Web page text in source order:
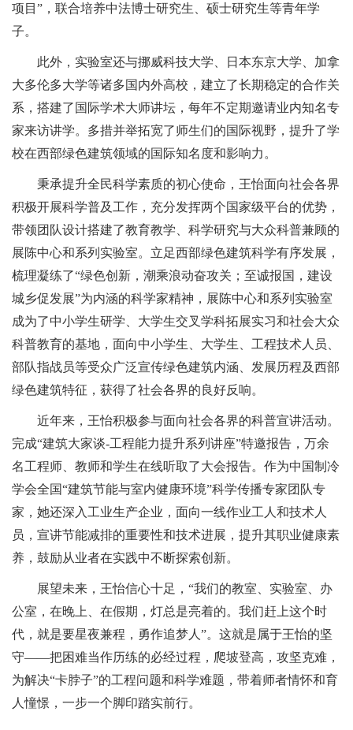
项目 ” ，联合培养中法博士研究生、硕士研究生等青年学
子。
此外，实验室还与挪威科技大学、日本东京大学、加拿
大多伦多大学等诸多国内外高校，建立了长期稳定的合作关
系，搭建了国际学术大师讲坛，每年不定期邀请业内知名专
家来访讲学。多措并举拓宽了师生们的国际视野，提升了学
校在西部绿色建筑领域的国际知名度和影响力。
秉承提升全民科学素质的初心使命，王怡面向社会各界
积极开展科学普及工作，充分发挥两个国家级平台的优势，
带领团队设计搭建了教育教学、科学研究与大众科普兼顾的
展陈中心和系列实验室。立足西部绿色建筑科学有序发展，
梳理凝练了“绿色创新，潮乘浪动奋攻关；至诚报国，建设
城乡促发展”为内涵的科学家精神，展陈中心和系列实验室
成为了中小学生研学、大学生交叉学科拓展实习和社会大众
科普教育的基地，面向中小学生、大学生、工程技术人员、
部队指战员等受众广泛宣传绿色建筑内涵、发展历程及西部
绿色建筑特征，获得了社会各界的良好反响。
近年来，王怡积极参与面向社会各界的科普宣讲活动。
完成“建筑大家谈-工程能力提升系列讲座”特邀报告，万余
名工程师、教师和学生在线听取了大会报告。作为中国制冷
学会全国“建筑节能与室内健康环境”科学传播专家团队专
家，她还深入工业生产企业，面向一线作业工人和技术人
员，宣讲节能减排的重要性和技术进展，提升其职业健康素
养，鼓励从业者在实践中不断探索创新。
展望未来，王怡信心十足， “我们的教室、实验室、办
公室，在晚上、在假期，灯总是亮着的。我们赶上这个时
代，就是要星夜兼程，勇作追梦人 ”。这就是属于王怡的坚
守——把困难当作历练的必经过程，爬坡登高，攻坚克难，
为解决“卡脖子”的工程问题和科学难题，带着师者情怀和育
人憧憬，一步一个脚印踏实前行。